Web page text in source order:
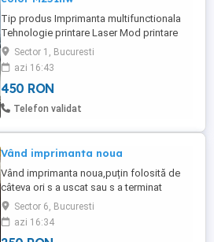
Tip produs Imprimanta multifunctionala
Tehnologie printare Laser Mod printare
Monocrom Color Utilizare Business
Functii principale Printare Format general
imprimanta A4 Printare fata verso (Duplex)
Manual Alimentator automat de
documente (ADF) Nu Conectivitate USB
Cablu ...
Sector 1, Bucuresti
azi 16:43
450 RON
Telefon validat
Vând imprimanta noua
Vând imprimanta noua,puțin folosită de
câteva ori s a uscat sau s a terminat
cartușul,nu știu.
Sector 6, Bucuresti
azi 16:34